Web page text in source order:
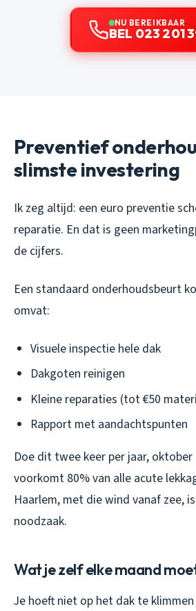
NU BEREIKBAAR
BEL 023 201
Preventief
slimste investering
Ik zeg altijd: een euro preventie
reparatie. En dat is geen
de cijfers.
Een standaard onderhoudsbeurt
omvat:
Visuele inspectie hele dak
Dakgoten reinigen
Kleine reparaties (tot €50
Rapport met aandachtspunten
Doe dit twee keer per jaar, oktober
voorkomt 80% van alle acute
Haarlem, met die wind vanaf zee,
noodzaak.
Wat je zelf elke maand
Je hoeft niet op het dak te